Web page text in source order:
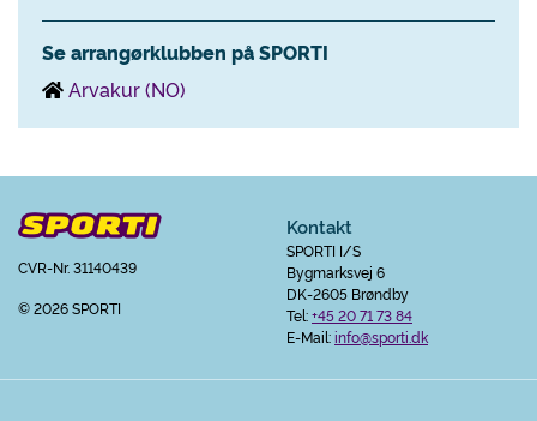
Se arrangørklubben på SPORTI
Arvakur (NO)
CVR-Nr. 31140439
© 2026 SPORTI
Kontakt
SPORTI I/S
Bygmarksvej 6
DK-2605 Brøndby
Tel:+45 20 71 73 84
E-Mail:info@sporti.dk